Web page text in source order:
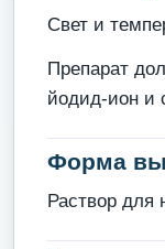
Свет и
Препарат
йодид-ион и
Форма
Раствор для